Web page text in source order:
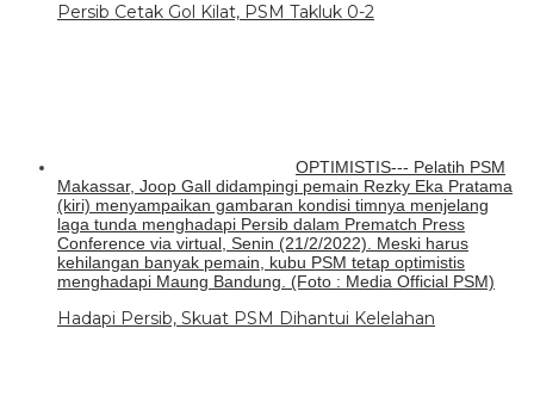
Persib Cetak Gol Kilat, PSM Takluk 0-2
OPTIMISTIS--- Pelatih PSM
Makassar, Joop Gall didampingi pemain Rezky Eka Pratama
(kiri) menyampaikan gambaran kondisi timnya menjelang
laga tunda menghadapi Persib dalam Prematch Press
Conference via virtual, Senin (21/2/2022). Meski harus
kehilangan banyak pemain, kubu PSM tetap optimistis
menghadapi Maung Bandung. (Foto : Media Official PSM)
Hadapi Persib, Skuat PSM Dihantui Kelelahan